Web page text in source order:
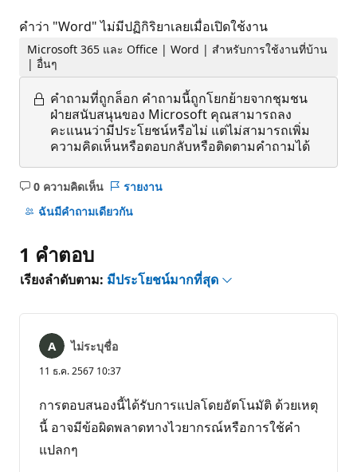
คำว่า "Word" ไม่มีปฏิกิริยาเลยเมื่อเปิดใช้งาน
Microsoft 365 และ Office | Word | สำหรับการใช้งานที่บ้าน
| อื่นๆ
คำถามที่ถูกล็อก คำถามนี้ถูกโยกย้ายจากชุมชน
ฝ่ายสนับสนุนของ Microsoft คุณสามารถลง
คะแนนว่ามีประโยชน์หรือไม่ แต่ไม่สามารถเพิ่ม
ความคิดเห็นหรือตอบกลับหรือติดตามคำถามได้
0 ความคิดเห็น
ไม่มี
ข้อคิด
รายงาน
ฉันมีคําถามเดียวกัน
1 คำตอบ
เรียงลำดับตาม: มีประโยชน์มากที่สุด
ไม่ระบุชื่อ
11 ธ.ค. 2567 10:37
การตอบสนองนี้ได้รับการแปลโดยอัตโนมัติ ด้วยเหตุ
นี้ อาจมีข้อผิดพลาดทางไวยากรณ์หรือการใช้คํา
แปลกๆ